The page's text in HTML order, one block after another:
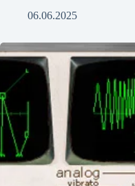
06.06.2025